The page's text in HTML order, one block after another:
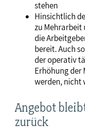
stehen
Hinsichtlich
zu Mehrarbeit
die
bereit. Auch
der operativ
Erhöhung der
werden, nicht
Angebot
zurück